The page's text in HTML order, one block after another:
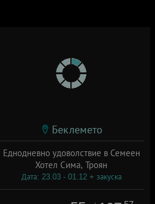
Беклемето
Еднодневно удоволствие в Семеен
Хотел Сима, Троян
Дата: 23.03 - 01.12 + закуска